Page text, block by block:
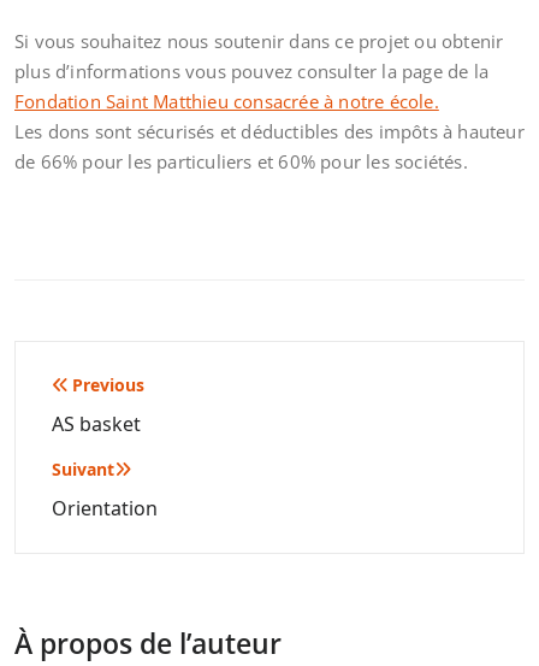
Si vous souhaitez nous soutenir dans ce projet ou obtenir
plus d’informations vous pouvez consulter la page de la
Fondation Saint Matthieu consacrée à notre école.
Les dons sont sécurisés et déductibles des impôts à hauteur
de 66% pour les particuliers et 60% pour les sociétés.
Navigation
de
l’article
Previous
AS basket
Suivant
Orientation
À propos de l’auteur